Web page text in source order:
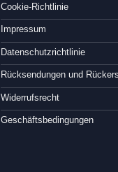
Cookie-Richtlinie
Impressum
Datenschutzrichtlinie
Rücksendungen und
Widerrufsrecht
Geschäftsbedingungen